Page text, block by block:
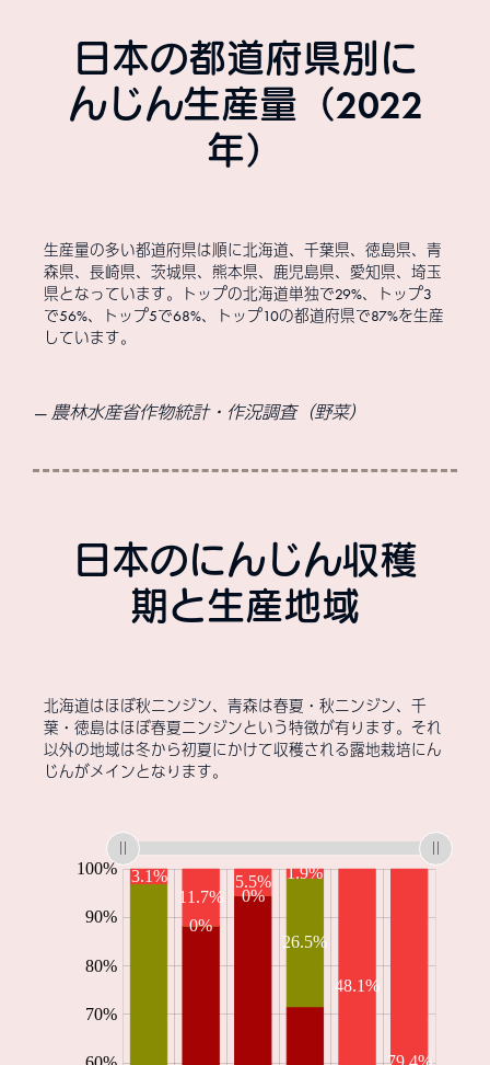
日本の都道府県別に
んじん生産量（2022
年）
生産量の多い都道府県は順に北海道、千葉県、徳島県、青
森県、長崎県、茨城県、熊本県、鹿児島県、愛知県、埼玉
県となっています。トップの北海道単独で29%、トップ3
で56%、トップ5で68%、トップ10の都道府県で87%を生産
しています。
農林水産省作物統計・作況調査（野菜）
日本のにんじん収穫
期と生産地域
北海道はほぼ秋ニンジン、青森は春夏・秋ニンジン、千
葉・徳島はほぼ春夏ニンジンという特徴が有ります。それ
以外の地域は冬から初夏にかけて収穫される露地栽培にん
じんがメインとなります。